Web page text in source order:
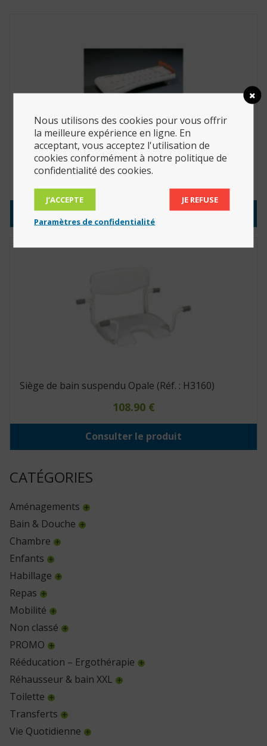
CATÉGORIES
Aménagements
Bain & Douche
Chambre
Enfants
Habillage
Repas
Mobilité
Non classé
PROMO
Rééducation – Ergothérapie
Réhausseur & bain XXL
Toilette
Transferts
Vie Quotidienne
Planche de bain Fresh 69 cm (Réf. : 812083)
Consulter le produit
Siège de bain suspendu Opale (Réf. : H3160)
108.90 €
Consulter le produit
Nous utilisons des cookies pour vous offrir
la meilleure expérience en ligne. En
acceptant, vous acceptez l'utilisation de
cookies conformément à notre politique de
confidentialité des cookies.
J’ACCEPTE JE REFUSE
Paramètres de confidentialité